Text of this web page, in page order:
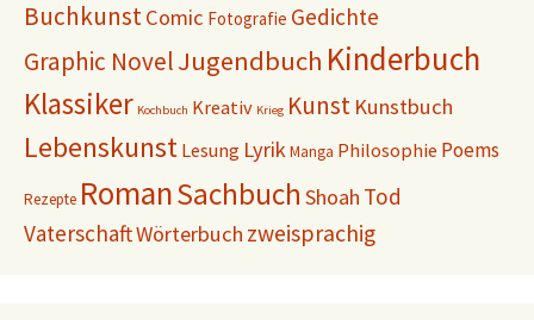
BuchkunstComic Fotografie Gedichte
Graphic NovelJugendbuch Kinderbuch
Klassiker Kochbuch Kreativ Krieg Kunst Kunstbuch
Lebenskunst Lesung LyrikManga Philosophie Poems
Rezepte RomanSachbuch Shoah Tod
VaterschaftWörterbuch zweisprachig